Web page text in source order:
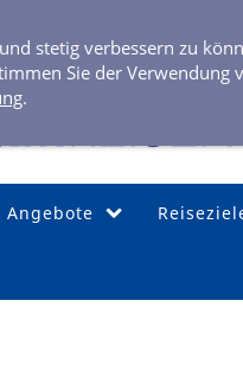
Angebote
stetig verbessern zu
Sie der
.